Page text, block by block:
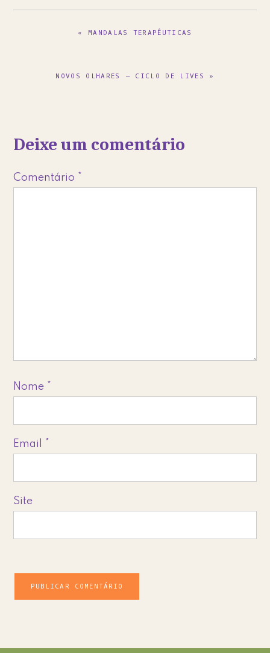
PREVIOUS
« MANDALAS TERAPÊUTICAS
NEXT
NOVOS OLHARES – CICLO DE LIVES »
Reader
Interactions
Deixe um comentário
Comentário
Nome
Email
Site